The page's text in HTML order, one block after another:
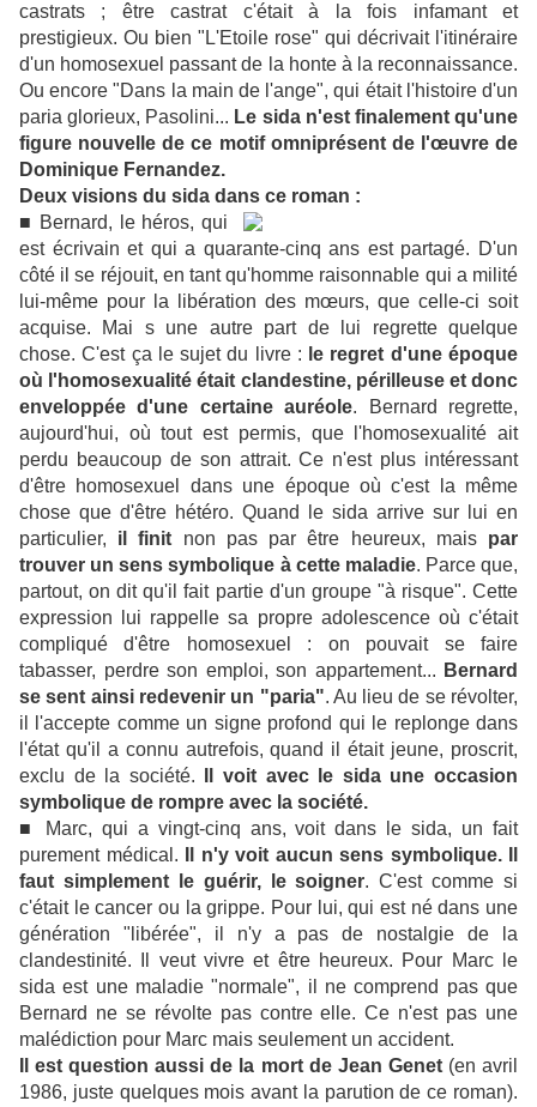
castrats ; être castrat c'était à la fois infamant et
prestigieux. Ou bien "L'Etoile rose" qui décrivait l'itinéraire
d'un homosexuel passant de la honte à la reconnaissance.
Ou encore "Dans la main de l'ange", qui était l'histoire d'un
paria glorieux, Pasolini... Le sida n'est finalement qu'une
figure nouvelle de ce motif omniprésent de l'œuvre de
Dominique Fernandez.
Deux visions du sida dans ce roman :
■ Bernard, le héros, qui
est écrivain et qui a quarante-cinq ans est partagé. D'un
côté il se réjouit, en tant qu'homme raisonnable qui a milité
lui-même pour la libération des mœurs, que celle-ci soit
acquise. Mai s une autre part de lui regrette quelque
chose. C'est ça le sujet du livre : le regret d'une époque
où l'homosexualité était clandestine, périlleuse et donc
enveloppée d'une certaine auréole. Bernard regrette,
aujourd'hui, où tout est permis, que l'homosexualité ait
perdu beaucoup de son attrait. Ce n'est plus intéressant
d'être homosexuel dans une époque où c'est la même
chose que d'être hétéro. Quand le sida arrive sur lui en
particulier, il finit non pas par être heureux, mais par
trouver un sens symbolique à cette maladie. Parce que,
partout, on dit qu'il fait partie d'un groupe "à risque". Cette
expression lui rappelle sa propre adolescence où c'était
compliqué d'être homosexuel : on pouvait se faire
tabasser, perdre son emploi, son appartement... Bernard
se sent ainsi redevenir un "paria". Au lieu de se révolter,
il l'accepte comme un signe profond qui le replonge dans
l'état qu'il a connu autrefois, quand il était jeune, proscrit,
exclu de la société.
Il voit avec le sida une occasion
symbolique de rompre avec la société.
■ Marc, qui a vingt-cinq ans, voit dans le sida, un fait
purement médical.
Il n'y voit aucun sens symbolique. Il
faut simplement le guérir, le soigner. C'est comme si
c'était le cancer ou la grippe. Pour lui, qui est né dans une
génération "libérée", il n'y a pas de nostalgie de la
clandestinité. Il veut vivre et être heureux. Pour Marc le
sida est une maladie "normale", il ne comprend pas que
Bernard ne se révolte pas contre elle. Ce n'est pas une
malédiction pour Marc mais seulement un accident.
Il est question aussi de la mort de Jean Genet(en avril
1986, juste quelques mois avant la parution de ce roman).